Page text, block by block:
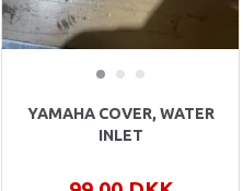
YAMAHA COVER, WATER
INLET